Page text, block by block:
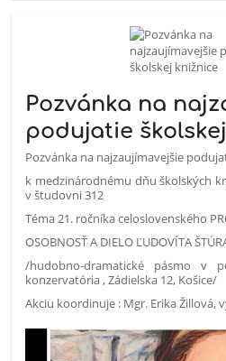
Pozvánka na
podujatie
Pozvánka na najzaujímavejšie
k medzinárodnému dňu školských
v študovni 312
Téma 21. ročníka celoslovenského
OSOBNOSŤ A DIELO ĽUDOVÍTA
/hudobno-dramatické pásmo v
konzervatória , Zádielska 12, Košice/
Akciu koordinuje : Mgr. Erika Žillová,